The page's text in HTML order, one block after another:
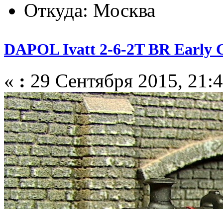
Откуда: Москва
DAPOL Ivatt 2-6-2T BR Early
« : 29 Сентября 2015,